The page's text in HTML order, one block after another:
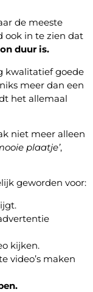
de meeste
ook in te zien dat
duur is.
kwalitatief goede
meer dan een
het allemaal
niet meer alleen
plaatje’,
geworden voor:
kijken.
video’s maken